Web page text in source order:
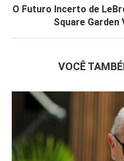
O Futuro Incerto de
Square Garden
VOCÊ